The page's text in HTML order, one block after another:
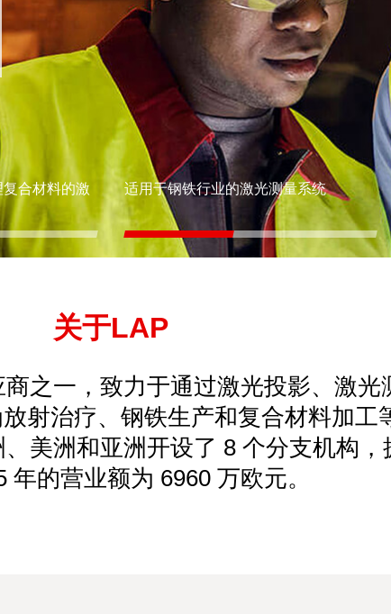
合材料的激
适用于钢铁行业的激光测量系统
关于LAP
之一，致力于通过激光投影、激光
射治疗、钢铁生产和复合材料加工
美洲和亚洲开设了 8 个分支机构，
年的营业额为 6960 万欧元。